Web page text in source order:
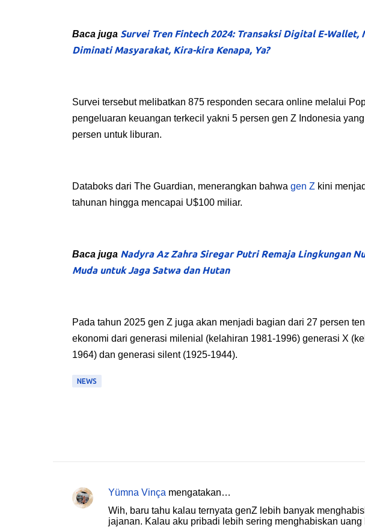
Baca juga Survei Tren Fintech 2024: Transaksi Digital E-
Diminati Masyarakat, Kira-kira Kenapa, Ya?
Survei tersebut melibatkan 875 responden secara online melalui
pengeluaran keuangan terkecil yakni 5 persen gen Z Indonesia
persen untuk liburan.
Databoks dari The Guardian, menerangkan bahwa gen Z kini
tahunan hingga mencapai U$100 miliar.
Baca juga Nadyra Az Zahra Siregar Putri Remaja Lingkungan
Muda untuk Jaga Satwa dan Hutan
Pada tahun 2025 gen Z juga akan menjadi bagian dari 27 persen
ekonomi dari generasi milenial (kelahiran 1981-1996) generasi X
1964) dan generasi silent (1925-1944).
NEWS
K
Yümna Vinça mengatakan…
Wih, baru tahu kalau ternyata genZ lebih banyak
jajanan. Kalau aku pribadi lebih sering menghabiskan